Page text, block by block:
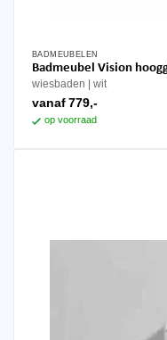
BADMEUBELEN
wiesbaden wit
vanaf 779,-
op voorraad
Dit
product